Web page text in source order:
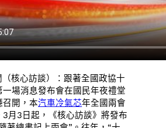
核心訪談）：跟著全國政協十
一場消息發布會在國民年夜禮堂
召開，本汽車冷氣芯年全國兩會
3月3日起，《核心訪談》將發布